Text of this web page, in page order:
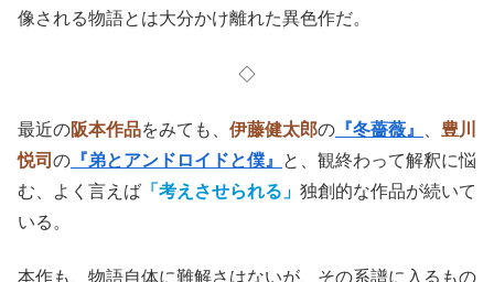
像される物語とは大分かけ離れた異色作だ。
◇
最近の阪本作品をみても、 伊藤健太郎の 『冬薔薇』
豊川
悦司 の 『弟とアンドロイドと僕』
と、観終わって解釈に悩
む、よく言えば 「考えさせられる」 独創的な作品が続いて
いる。
本作も、物語自体に難解さはないが、その系譜に入るもの